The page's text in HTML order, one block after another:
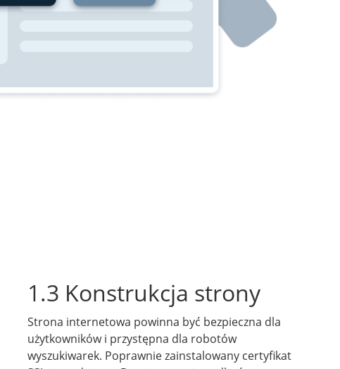
1.3 Konstrukcja strony
Strona internetowa powinna być bezpieczna dla
użytkowników i przystępna dla robotów
wyszukiwarek. Poprawnie zainstalowany certyfikat